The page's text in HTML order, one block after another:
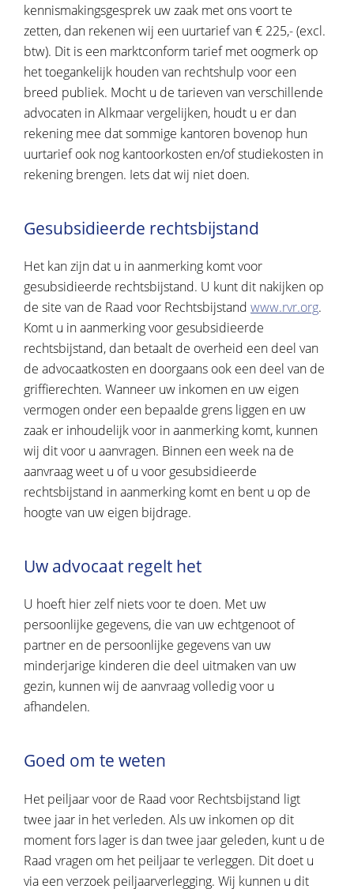
kennismakingsgesprek uw zaak met ons voort te
zetten, dan rekenen wij een uurtarief van € 225,- (excl.
btw). Dit is een marktconform tarief met oogmerk op
het toegankelijk houden van rechtshulp voor een
breed publiek. Mocht u de tarieven van verschillende
advocaten in Alkmaar vergelijken, houdt u er dan
rekening mee dat sommige kantoren bovenop hun
uurtarief ook nog kantoorkosten en/of studiekosten in
rekening brengen. Iets dat wij niet doen.
Gesubsidieerde rechtsbijstand
Het kan zijn dat u in aanmerking komt voor
gesubsidieerde rechtsbijstand. U kunt dit nakijken op
de site van de Raad voor Rechtsbijstand www.rvr.org.
Komt u in aanmerking voor gesubsidieerde
rechtsbijstand, dan betaalt de overheid een deel van
de advocaatkosten en doorgaans ook een deel van de
griffierechten. Wanneer uw inkomen en uw eigen
vermogen onder een bepaalde grens liggen en uw
zaak er inhoudelijk voor in aanmerking komt, kunnen
wij dit voor u aanvragen. Binnen een week na de
aanvraag weet u of u voor gesubsidieerde
rechtsbijstand in aanmerking komt en bent u op de
hoogte van uw eigen bijdrage.
Uw advocaat regelt het
U hoeft hier zelf niets voor te doen. Met uw
persoonlijke gegevens, die van uw echtgenoot of
partner en de persoonlijke gegevens van uw
minderjarige kinderen die deel uitmaken van uw
gezin, kunnen wij de aanvraag volledig voor u
afhandelen.
Goed om te weten
Het peiljaar voor de Raad voor Rechtsbijstand ligt
twee jaar in het verleden. Als uw inkomen op dit
moment fors lager is dan twee jaar geleden, kunt u de
Raad vragen om het peiljaar te verleggen. Dit doet u
via een verzoek peiljaarverlegging. Wij kunnen u dit